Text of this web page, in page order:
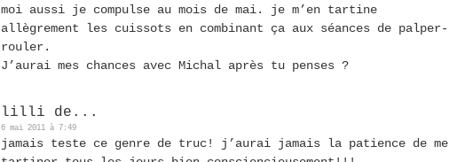
moi aussi je compulse au mois de mai. je m’en tartine
allègrement les cuissots en combinant ça aux séances de palper-
rouler.
J’aurai mes chances avec Michal après tu penses ?
lilli de...
6 mai 2011 à 7:49
jamais teste ce genre de truc! j’aurai jamais la patience de me